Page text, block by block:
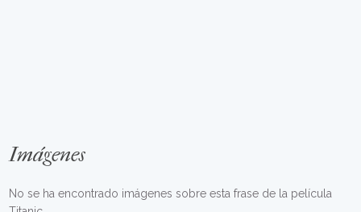
Imágenes
No se ha encontrado imágenes sobre esta frase de la película